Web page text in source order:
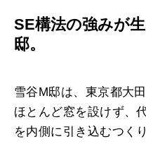
SE構法の強みが
邸。
雪谷M邸は、東京都大
ほとんど窓を設けず、
を内側に引き込むつくり